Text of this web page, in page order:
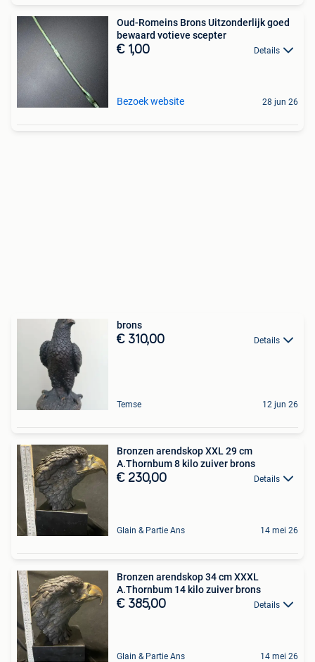
Oud-Romeins Brons Uitzonderlijk goed
bewaard votieve scepter
€ 1,00 Details
Bezoek website 28 jun 26
brons
€ 310,00 Details
Temse 12 jun 26
Bronzen arendskop XXL 29 cm
A.Thornbum 8 kilo zuiver brons
€ 230,00 Details
Glain & Partie Ans 14 mei 26
Bronzen arendskop 34 cm XXXL
A.Thornbum 14 kilo zuiver brons
€ 385,00 Details
Glain & Partie Ans 14 mei 26